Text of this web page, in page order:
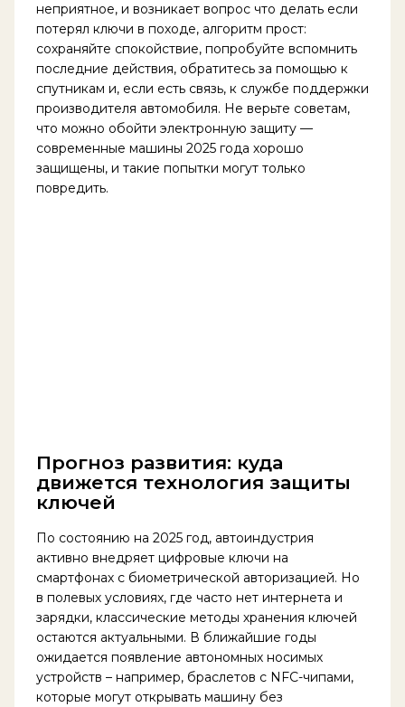
неприятное, и возникает вопрос что делать если
потерял ключи в походе, алгоритм прост:
сохраняйте спокойствие, попробуйте вспомнить
последние действия, обратитесь за помощью к
спутникам и, если есть связь, к службе поддержки
производителя автомобиля. Не верьте советам,
что можно обойти электронную защиту —
современные машины 2025 года хорошо
защищены, и такие попытки могут только
повредить.
Прогноз развития: куда
движется технология защиты
ключей
По состоянию на 2025 год, автоиндустрия
активно внедряет цифровые ключи на
смартфонах с биометрической авторизацией. Но
в полевых условиях, где часто нет интернета и
зарядки, классические методы хранения ключей
остаются актуальными. В ближайшие годы
ожидается появление автономных носимых
устройств – например, браслетов с NFC-чипами,
которые могут открывать машину без